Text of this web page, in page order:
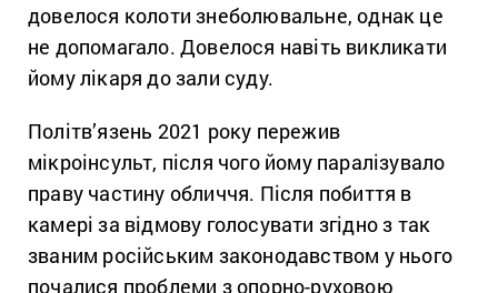
довелося колоти знеболювальне, однак це
не допомагало. Довелося навіть викликати
йому лікаря до зали суду.
Політв’язень 2021 року пережив
мікроінсульт, після чого йому паралізувало
праву частину обличчя. Після побиття в
камері за відмову голосувати згідно з так
званим російським законодавством у нього
почалися проблеми з опорно-руховою